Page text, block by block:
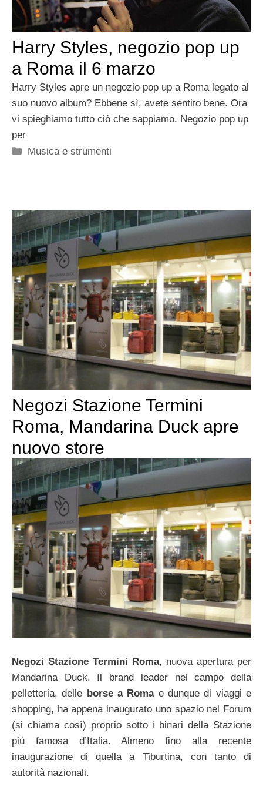
Harry Styles, negozio pop up
a Roma il 6 marzo
Harry Styles apre un negozio pop up a Roma legato al
suo nuovo album? Ebbene sì, avete sentito bene. Ora
vi spieghiamo tutto ciò che sappiamo. Negozio pop up
per
Categorie
Musica e strumenti
Negozi Stazione Termini
Roma, Mandarina Duck apre
nuovo store
Negozi Stazione Termini Roma, nuova apertura per
Mandarina Duck. Il brand leader nel campo della
pelletteria, delle borse a Romae dunque di viaggi e
shopping, ha appena inaugurato uno spazio nel Forum
(si chiama così) proprio sotto i binari della Stazione
più famosa d’Italia. Almeno fino alla recente
inaugurazione di quella a Tiburtina, con tanto di
autorità nazionali.